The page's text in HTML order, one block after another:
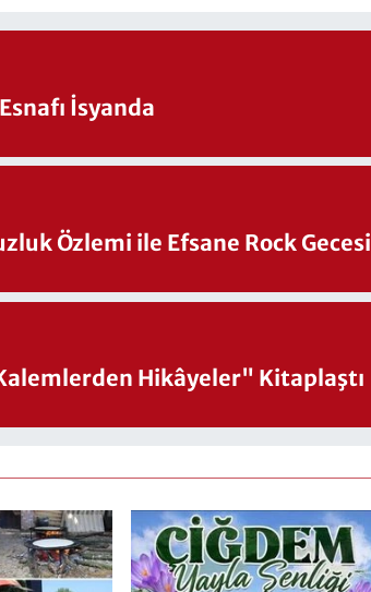
İsyanda
Özlemi ile Efsane Rock Gecesi
Hikâyeler" Kitaplaştı